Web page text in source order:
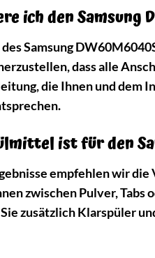
ich den Samsung
Samsung
dass alle
die Ihnen und dem
ist für den
empfehlen wir
zwischen Pulver, Tabs
zusätzlich Klarspüler